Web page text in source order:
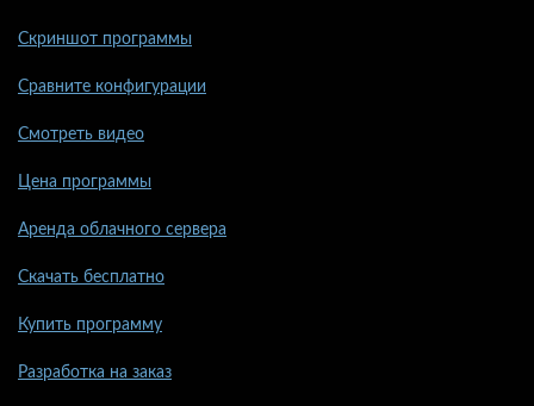
Скриншот программы
Сравните конфигурации
Смотреть видео
Цена программы
Аренда облачного сервера
Скачать бесплатно
Купить программу
Разработка на заказ